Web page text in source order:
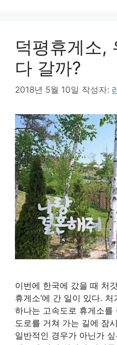
덕평휴게소,
다 갈까?
2018년 5월 10일 작성자:
이번에 한국에 갔을 때 처
휴게소’에 간 일이 있다.
하나는 고속도로 휴게소를
도로를 거쳐 가는 길에 잠
일반적인 경우가 아닌가